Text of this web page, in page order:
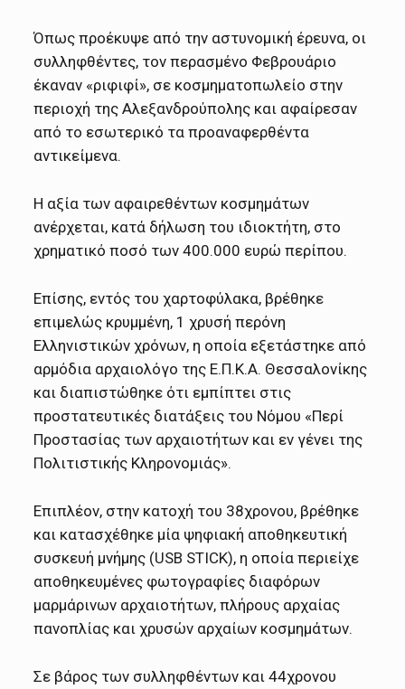
Όπως προέκυψε από την αστυνομική έρευνα, οι
συλληφθέντες, τον περασμένο Φεβρουάριο
έκαναν «ριφιφί», σε κοσμηματοπωλείο στην
περιοχή της Αλεξανδρούπολης και αφαίρεσαν
από το εσωτερικό τα προαναφερθέντα
αντικείμενα.
Η αξία των αφαιρεθέντων κοσμημάτων
ανέρχεται, κατά δήλωση του ιδιοκτήτη, στο
χρηματικό ποσό των 400.000 ευρώ περίπου.
Επίσης, εντός του χαρτοφύλακα, βρέθηκε
επιμελώς κρυμμένη, 1 χρυσή περόνη
Ελληνιστικών χρόνων, η οποία εξετάστηκε από
αρμόδια αρχαιολόγο της Ε.Π.Κ.Α. Θεσσαλονίκης
και διαπιστώθηκε ότι εμπίπτει στις
προστατευτικές διατάξεις του Νόμου «Περί
Προστασίας των αρχαιοτήτων και εν γένει της
Πολιτιστικής Κληρονομιάς».
Επιπλέον, στην κατοχή του 38χρονου, βρέθηκε
και κατασχέθηκε μία ψηφιακή αποθηκευτική
συσκευή μνήμης (USB STICK), η οποία περιείχε
αποθηκευμένες φωτογραφίες διαφόρων
μαρμάρινων αρχαιοτήτων, πλήρους αρχαίας
πανοπλίας και χρυσών αρχαίων κοσμημάτων.
Σε βάρος των συλληφθέντων και 44χρονου